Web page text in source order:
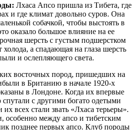
Лхаса Апсо пришла из Тибета, где
и где климат довольно суров. Она
собачкой, чтобы выстоять в
оказало большое влияние на ее
шерсть с густым подшерстком
холода, а спадающая на глаза шерсть
и ослепляющего света.
восточных пород, пришедших на
в Британию в начале 1920-х
в Лондоне. Когда их впервые
с другими богато одетыми
всех стали звать «Лхаса терьеры».
особенно между апсо и тибетским
позднее первых апсо. Клуб породы